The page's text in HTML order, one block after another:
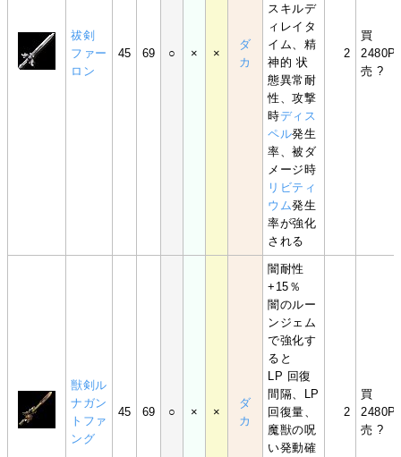
祓剣
ファー
ロン
45 69 ○ × ×
ダ
カ
スキルデ
ィレイタ
イム、精
神的 状
態異常耐
性、攻撃
時ディス
ペル発生
率、被ダ
メージ時
リビティ
ウム発生
率が強化
される
2
買
売 ?
獣剣ル
ナガン
トファ
ング
45 69 ○ × ×
ダ
カ
闇耐性
+15％
闇のルー
ンジェム
で強化す
ると
LP 回復
間隔、LP
回復量、
魔獣の呪
い発動確
2
買
売 ?